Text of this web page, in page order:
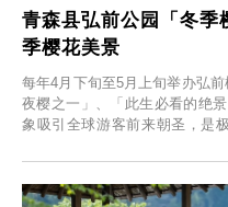
青森县弘前公园「冬季
季樱花美景
每年4月下旬至5月上旬举办弘
夜樱之一」、「此生必看的绝
象吸引全球游客前来朝圣，是
「冬季樱花灯光秀」。